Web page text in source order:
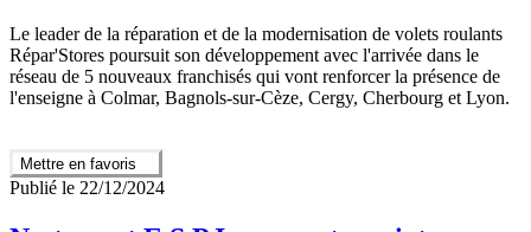
Le leader de la réparation et de la modernisation de volets roulants
Répar'Stores poursuit son développement avec l'arrivée dans le
réseau de 5 nouveaux franchisés qui vont renforcer la présence de
l'enseigne à Colmar, Bagnols-sur-Cèze, Cergy, Cherbourg et Lyon.
Mettre en favoris
Publié le 22/12/2024